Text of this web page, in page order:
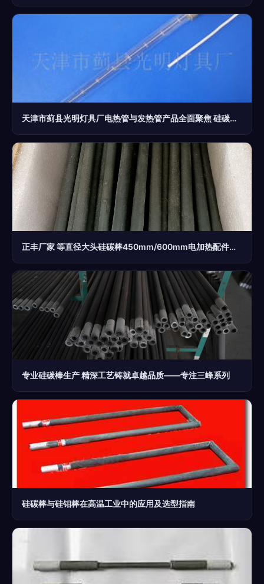
天津市蓟县光明灯具厂电热管与发热管产品全面聚焦 硅碳棒技术领先
正丰厂家 等直径大头硅碳棒450mm/600mm电加热配件，配套夹具助力高效加热
专业硅碳棒生产 精深工艺铸就卓越品质——专注三峰系列
硅碳棒与硅钼棒在高温工业中的应用及选型指南